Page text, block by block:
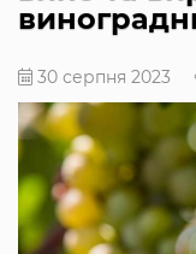
30 серпня 2023